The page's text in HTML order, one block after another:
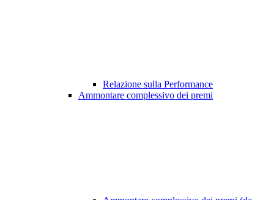
Relazione sulla Performance
Ammontare complessivo dei premi